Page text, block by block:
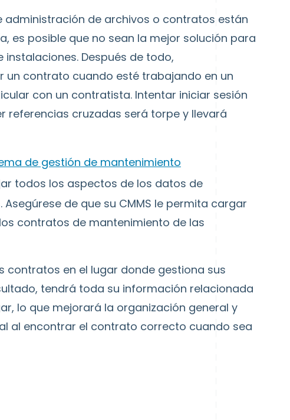
administración de archivos o contratos están
es posible que no sean la mejor solución para
Después de todo,
contrato cuando esté trabajando en un
con un contratista. Intentar iniciar sesión
referencias cruzadas será torpe y llevará
de gestión de mantenimiento
todos los aspectos de los datos de
de que su CMMS le permita cargar
contratos de mantenimiento de las
contratos en el lugar donde gestiona sus
tendrá toda su información relacionada
lo que mejorará la organización general y
al encontrar el contrato correcto cuando sea